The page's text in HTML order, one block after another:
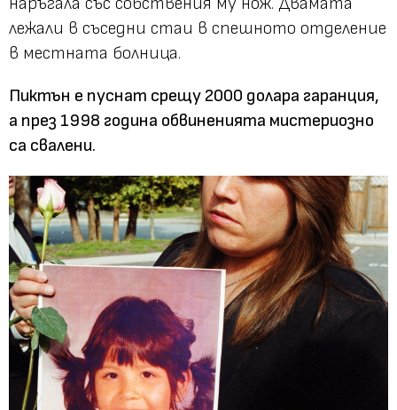
лежали в съседни стаи в спешното отделение
в местната болница.
Пиктън е пуснат срещу 2000 долара гаранция,
а през 1998 година обвиненията мистериозно
са свалени.